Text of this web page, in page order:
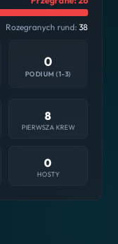
Rozegranych rund: 38
0
PODIUM (1-3)
8
PIERWSZA KREW
0
HOSTY